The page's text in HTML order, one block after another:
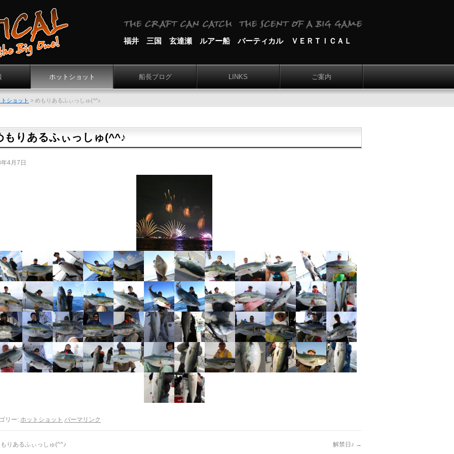
福井 三国 玄達瀬 ルアー船 バーティカル ＶＥＲＴＩＣＡＬ
ホットショット 船長ブログ LINKS ご案内
ショット > めもりあるふぃっしゅ(^^♪
もりあるふぃっしゅ(^^♪
4月7日
リー: ホットショット パーマリンク
りあるふぃっしゅ(^^♪ 解禁日♪ →